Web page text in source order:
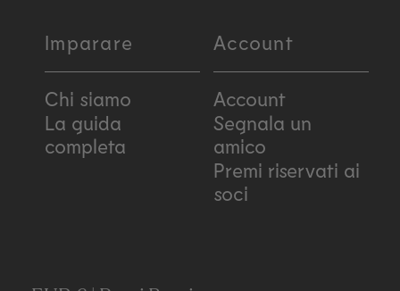
Imparare
Chi siamo
La guida
completa
Account
Account
Segnala un
amico
Premi riservati ai
soci